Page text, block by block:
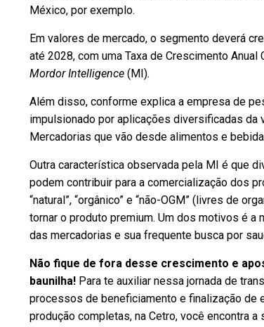
México, por exemplo.
Em valores de mercado, o segmento deverá
até 2028, com uma Taxa de Crescimento
Mordor Intelligence(MI).
Além disso, conforme explica a empresa de
impulsionado por aplicações diversificadas da
Mercadorias que vão desde alimentos e
Outra característica observada pela MI é que
podem contribuir para a comercialização dos
“natural”, “orgânico” e “não-OGM” (livres de
tornar o produto premium. Um dos motivos é
das mercadorias e sua frequente busca por
Não fique de fora desse crescimento e
baunilha! Para te auxiliar nessa jornada de
processos de beneficiamento e finalização de
produção completas, na Cetro, você encontra